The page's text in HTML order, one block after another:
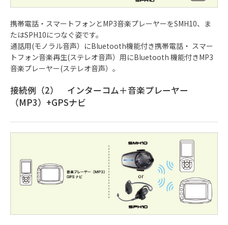
携帯電話・スマートフォンとMP3音楽プレーヤーをSMH10、ま
たはSPH10につなぐ姿です。
通話用(モノラル音声）にBluetooth機能付き携帯電話・ スマー
トフォン音楽再生(ステレオ音声）用にBluetooth 機能付きMP3
音楽プレーヤー(ステレオ音声）。
接続例（2） インターコム＋音楽プレーヤー
（MP3）+GPSナビ